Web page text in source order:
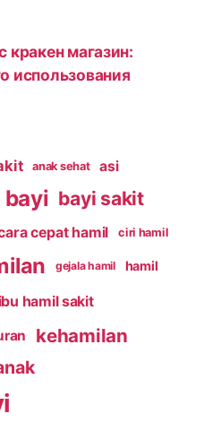
магазин:
использования
anak sehat
asi
bayi bayi sakit
cepat hamil ciri hamil
gejala hamil hamil
ibu hamil sakit
kehamilan